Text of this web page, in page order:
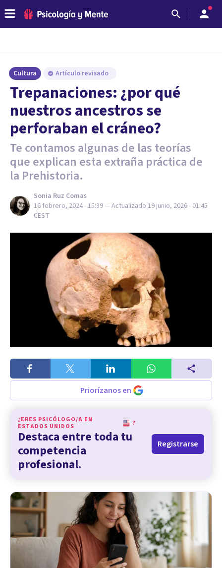
Cultura Artículo revisado
Trepanaciones: ¿por qué
nuestros ancestros se
perforaban el cráneo?
Te contamos algunas de las teorías
que explican esta extraña práctica de
la Prehistoria.
Sonia Ruz Comas
16 febrero, 2024 - 15:39— Actualizado 19 junio, 2026 - 01:45
CEST
Priorízanos en
¿ERES PSICÓLOGO/A EN
ESTADOS UNIDOS
?
Destaca entre toda tu
competencia
profesional.
Registrarse